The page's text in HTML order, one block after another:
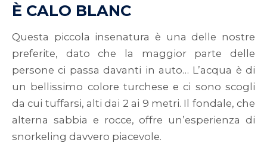
È CALO BLANC
Questa piccola insenatura è una delle nostre
preferite, dato che la maggior parte delle
persone ci passa davanti in auto… L’acqua è di
un bellissimo colore turchese e ci sono scogli
da cui tuffarsi, alti dai 2 ai 9 metri. Il fondale, che
alterna sabbia e rocce, offre un’esperienza di
snorkeling davvero piacevole.